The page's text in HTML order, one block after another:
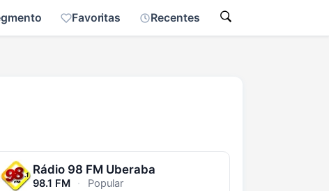
Favoritas Recentes
Rádio 98 FM Uberaba
98.1 FM · Popular